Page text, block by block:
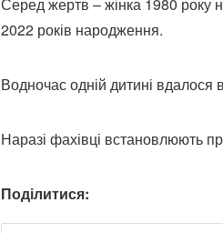
2022 років народження.
Водночас одній дитині
Наразі фахівці встановлюють
Поділитися: